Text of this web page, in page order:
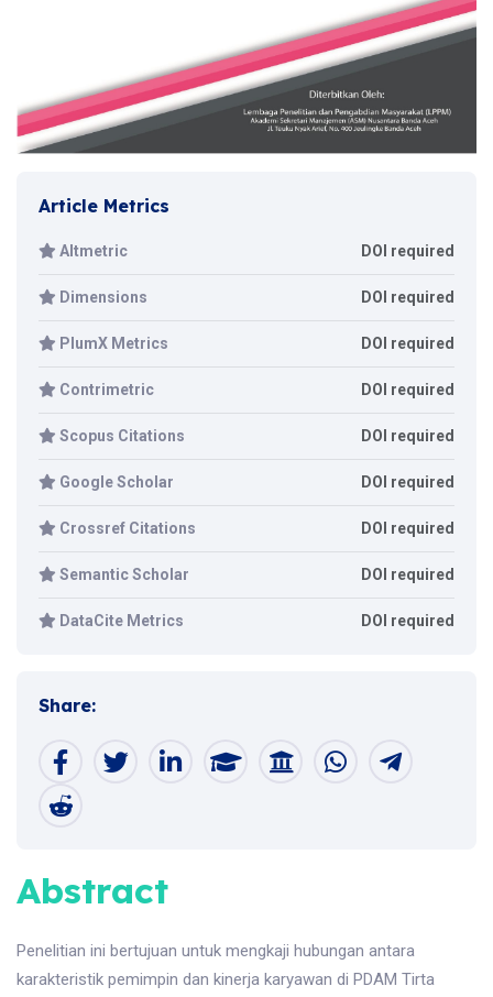
Article Metrics
Altmetric DOI required
Dimensions DOI required
PlumX Metrics DOI required
Contrimetric DOI required
Scopus Citations DOI required
Google Scholar DOI required
Crossref Citations DOI required
Semantic Scholar DOI required
DataCite Metrics DOI required
Share:
Abstract
Penelitian ini bertujuan untuk mengkaji hubungan antara
karakteristik pemimpin dan kinerja karyawan di PDAM Tirta